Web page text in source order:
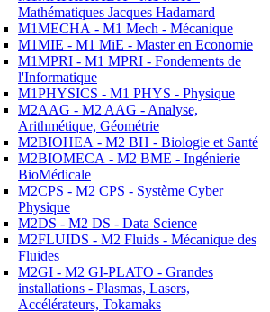
Mathématiques Jacques Hadamard
M1MECHA - M1 Mech - Mécanique
M1MIE - M1 MiE - Master en Economie
M1MPRI - M1 MPRI - Fondements de
l'Informatique
M1PHYSICS - M1 PHYS - Physique
M2AAG - M2 AAG - Analyse,
Arithmétique, Géométrie
M2BIOHEA - M2 BH - Biologie et Santé
M2BIOMECA - M2 BME - Ingénierie
BioMédicale
M2CPS - M2 CPS - Système Cyber
Physique
M2DS - M2 DS - Data Science
M2FLUIDS - M2 Fluids - Mécanique des
Fluides
M2GI - M2 GI-PLATO - Grandes
installations - Plasmas, Lasers,
Accélérateurs, Tokamaks